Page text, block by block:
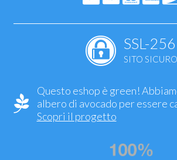
SSL-256
SITO SICURO
Questo eshop è green!
albero di avocado per essere
Scopri il progetto